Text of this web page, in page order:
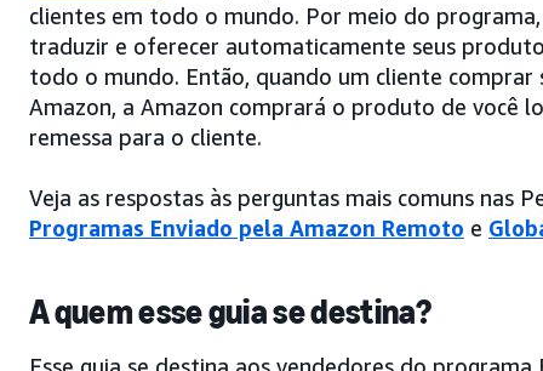
clientes em todo o mundo. Por meio do
traduzir e oferecer automaticamente seus
todo o mundo. Então, quando um cliente
Amazon, a Amazon comprará o produto de você
remessa para o cliente.
Veja as respostas às perguntas mais comuns nas
Programas Enviado pela Amazon Remoto e
A quem esse guia se destina?